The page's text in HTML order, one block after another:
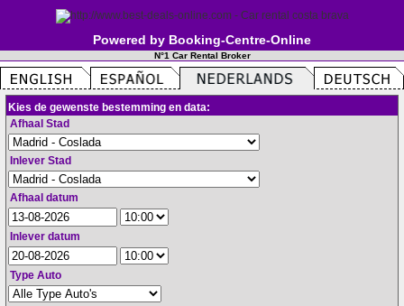
Powered by Booking-Centre-Online
N°1 Car Rental Broker
Kies de gewenste bestemming en data:
Afhaal Stad
Inlever Stad
Afhaal datum
Inlever datum
Type Auto